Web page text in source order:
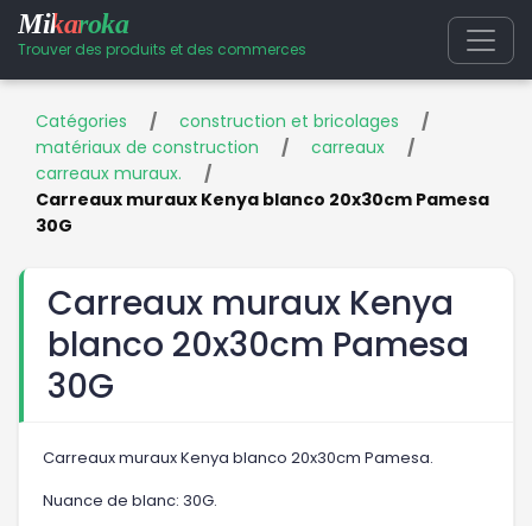
Mikaroka
Trouver des produits et des commerces
Catégories / construction et bricolages
/
matériaux de construction
/ carreaux
/
carreaux muraux.
/
Carreaux muraux Kenya blanco 20x30cm Pamesa
30G
Carreaux muraux Kenya
blanco 20x30cm Pamesa
30G
Carreaux muraux Kenya blanco 20x30cm Pamesa.
Nuance de blanc: 30G.